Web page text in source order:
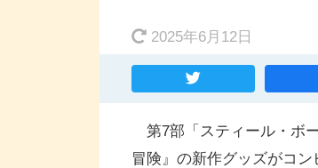
2025年6月12日
第7部「スティール・ボ
冒険』の新作グッズがコン